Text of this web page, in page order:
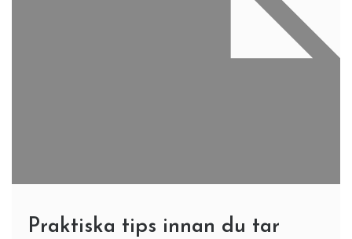
Praktiska tips innan du tar